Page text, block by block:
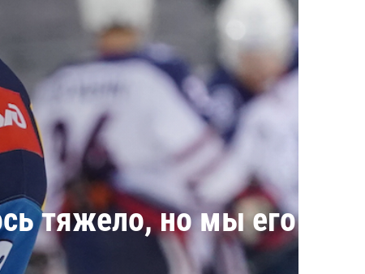
тяжело, но мы его